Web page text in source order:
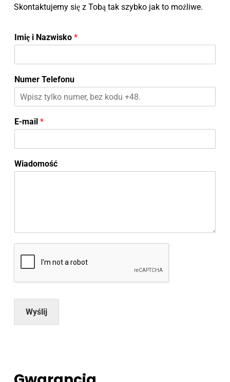
Skontaktujemy się z Tobą tak szybko jak to możliwe.
Imię i Nazwisko *
Numer Telefonu
E-mail *
Wiadomość
Wyślij